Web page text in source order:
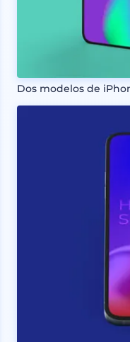
Dos modelos de